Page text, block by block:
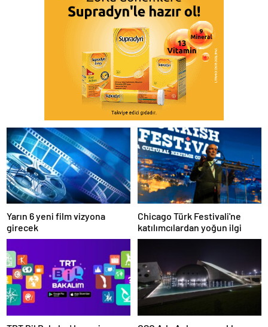
Yarın 6 yeni film vizyona
girecek
Chicago Türk Festivali'ne
katılımcılardan yoğun ilgi